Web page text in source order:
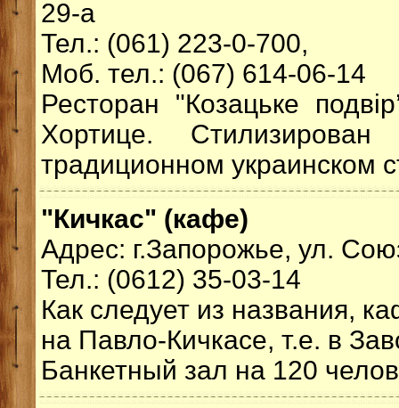
29-а
Тел.: (061) 223-0-700,
Моб. тел.: (067) 614-06-14
Ресторан "Козацьке
Хортице.
традиционном украинском
"Кичкас" (кафе)
Адрес: г.Запорожье, ул.
Тел.: (0612) 35-03-14
Как следует из названия,
на Павло-Кичкасе, т.е. в
Банкетный зал на 120